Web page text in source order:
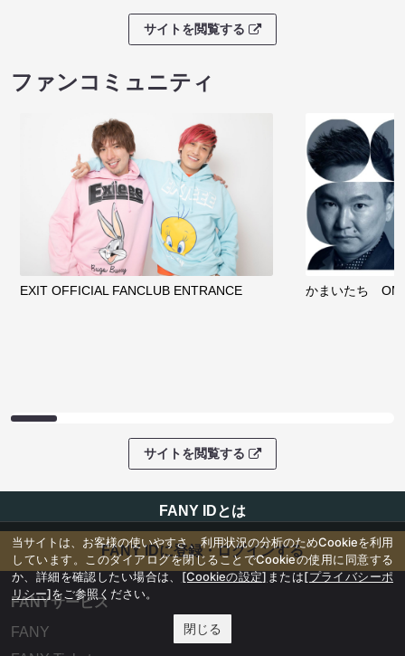
サイトを閲覧する
ファンコミュニティ
EXIT OFFICIAL FANCLUB ENTRANCE かまいたち
サイトを閲覧する
FANY IDとは
FANY IDに登録・ログインする
FANYサービス
FANY
当サイトは、お客様の使いやすさ、利用状況の分析のためCookieを利用
しています。このダイアログを閉じることでCookieの使用に同意する
か、詳細を確認したい場合は、 [Cookieの設定] または[プライバシーポ
リシー]をご参照ください。
閉じる